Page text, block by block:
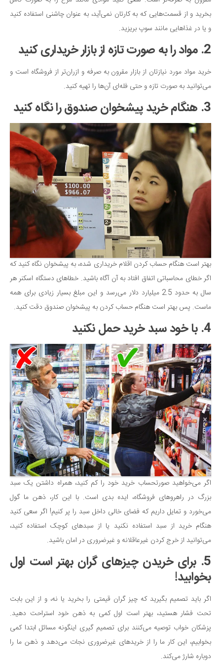
دانستنی‌ها
بازی
طنز
مسابقه
بخرید و از قسمت‌هایی که به کارتان نمی‌آید، به عنوان چاشنی استفاده کنید
و یا در غذاهایی مانند سوپ بریزید.
2. مواد را به صورت تازه از بازار خریداری کنید
خرید مواد مورد نیازتان از بازار مقرون به صرفه و ازران‌تر از فروشگاه است و
می‌توانید به صورت تازه و حتی فله‌ای آن‌ها را تهیه کنید.
3. هنگام خرید پیشخوان صندوق را نگاه کنید
بهتر است هنگام حساب کردن اقلام خریداری شده، به پیشخوان نگاه کنید که
اگر خطای محاسباتی اتفاق افتاد به آن آگاه باشید. خطاهای دستگاه اسکنر هر
سال به حدود 2.5 میلیارد دلار می‌رسد و این مبلغ بسیار زیادی برای همه
ماست. پس بهتر است هنگام حساب کردن به پیشخوان صندوق دقت کنید.
4. با خود سبد خرید حمل نکنید
اگر می‌خواهید صورتحساب خرید خود را کم کنید، همراه داشتن یک سبد
بزرگ در راهروهای فروشگاه، ایده بدی است. با این کار، ذهن ما گول
می‌خورد و تمایل داریم که فضای خالی داخل سبد را پر کنیم! اگر سعی کنید
هنگام خرید از سبد استفاده نکنید یا از سبد‌های کوچک استفاده کنید،
می‌توانید از خرج کردن غیرعاقلانه و غیرضروری در امان باشید.
5. برای خریدن چیزهای گران بهتر است اول
بخوابید!
اگر باید تصمیم بگیرید که چیز گران قیمتی را بخرید یا نه، و از این بابت
تحت فشار هستید، بهتر است اول کمی به ذهن خود استراحت دهید.
پزشکان خواب توصیه می‌کنند برای تصمیم گیری اینگونه مسائل ابتدا کمی
بخوابیم، این کار ما را از خریدهای غیرضروری نجات می‌دهد و ذهن ما را
دوباره شارژ می‌کند.